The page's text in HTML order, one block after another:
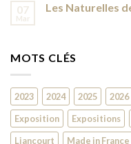
07
Mar
Les Naturelles
MOTS CLÉS
2023 2024 2025 2026
Exposition
Expositions
Liancourt
Made in France